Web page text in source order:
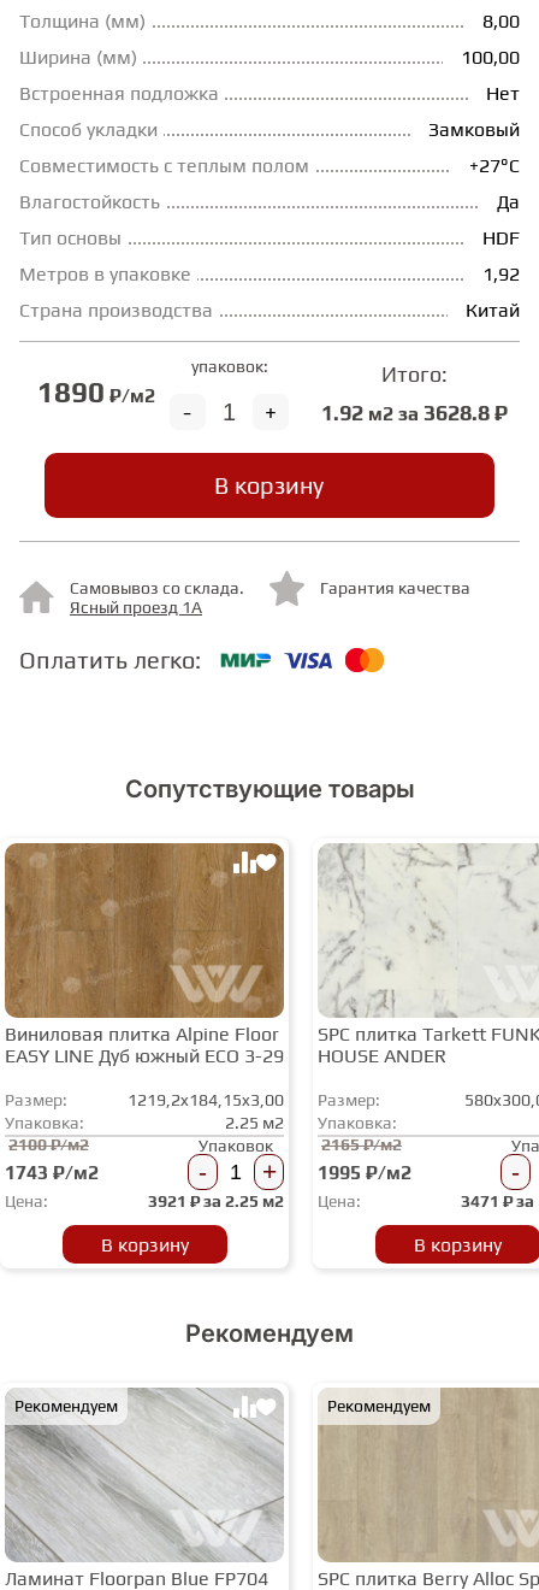
ТЕПЛЫЙ ПОЛ
ТЕРМОПАРКЕТ
МАССИВНАЯ ДОСКА
ИСКУССТВЕННАЯ ТРАВА
ИНЖЕНЕРНЫЙ МОДУЛЬ
ФАНЕРА
Толщина (мм)
8,00
Ширина (мм)
100,00
Встроенная подложка
Нет
Способ укладки
Замковый
Совместимость с теплым полом
+27°С
Влагостойкость
Да
Тип основы
HDF
Метров в упаковке
1,92
Страна производства
Китай
1890 ₽/м2
упаковок:
+
-
Итого:
1.92м2 за 3628.8 ₽
В корзину
Самовывоз со склада.
Ясный проезд 1А
Гарантия качества
Оплатить легко:
Сопутствующие товары
Виниловая плитка Alpine Floor
EASY LINE Дуб южный ЕСО 3-29
Размер:
1219,2x184,15x3,00
Упаковка:
2.25 м2
2100 ₽/м2
1743 ₽/м2
Упаковок
- +
Цена: 3921 ₽ за 2.25 м2
В корзину
SPC плитка Tarkett
HOUSE ANDER
Размер:
Упаковка:
2165 ₽/м2
1995 ₽/м2 -
Цена: 3471 ₽ за
В корзину
Рекомендуем
Рекомендуем
Ламинат Floorpan Blue FP704
Рекомендуем
SPC плитка Berry Alloc